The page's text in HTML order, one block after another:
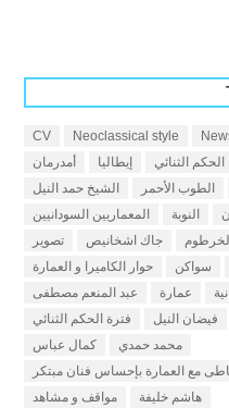
CV Neoclassical style
أمدرمان
إيطاليا الحكم الثنائي
الشيخ حمد النيل
الطوب الأحمر
المعماريين السودانيين
النوبة
تصوير
جاك اشخانيص
حوار الكاميرا و العمارة
سواكن
عبد المنعم مصطفى
عمارة
فترة الحكم الثنائي
فيضان النيل
كمال عباس
محمد حمدي
مع العمارة بإحساس فنان مبتكر
مواقف و مشاهد
هاشم خليفة